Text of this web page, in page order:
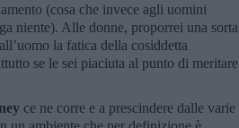
(cosa che invece agli uomini
niente). Alle donne, proporrei una sorta
la fatica della cosiddetta
se le sei piaciuta al punto di meritare
ce ne corre e a prescindere dalle varie